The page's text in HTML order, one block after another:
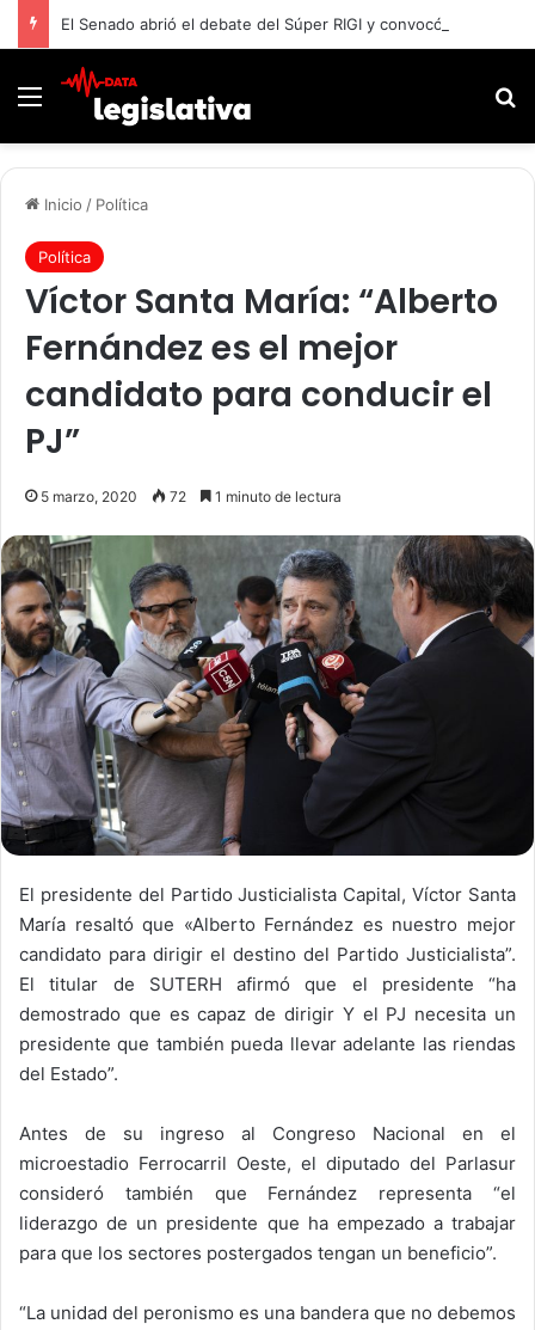
Menú
Inicio / Política
Política
Víctor Santa María: “Alberto
Fernández es el mejor
candidato para conducir el
PJ”
5 marzo, 2020 72 1 minuto de lectura
El presidente del Partido Justicialista Capital, Víctor Santa
María resaltó que «Alberto Fernández es nuestro mejor
candidato para dirigir el destino del Partido Justicialista”.
El titular de SUTERH afirmó que el presidente “ha
demostrado que es capaz de dirigir Y el PJ necesita un
presidente que también pueda llevar adelante las riendas
del Estado”.
Antes de su ingreso al Congreso Nacional en el
microestadio Ferrocarril Oeste, el diputado del Parlasur
consideró también que Fernández representa “el
liderazgo de un presidente que ha empezado a trabajar
para que los sectores postergados tengan un beneficio”.
“La unidad del peronismo es una bandera que no debemos